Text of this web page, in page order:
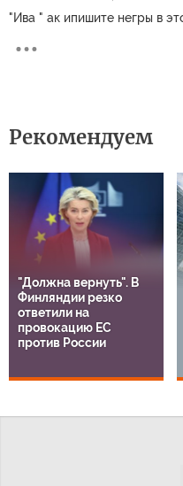
"Ива " ак ипишите негры в
Рекомендуем
"Должна вернуть". В
Финляндии резко
ответили на
провокацию ЕС
против России